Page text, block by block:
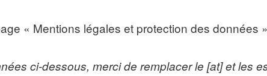
« Mentions légales et protection des données
ci-dessous, merci de remplacer le [at] et les